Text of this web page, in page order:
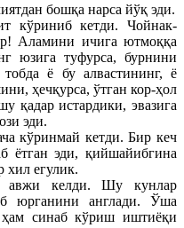
бошқа нарса йўқ эди.
кўриниб кетди. Чойнак-
Аламини ичига ютмоққа
юзига туфурса, бурнини
ё бу алвастининг, ё
ҳечқурса, ўтган кор-ҳол
қадар истардики, эвазига
эди.
кўринмай кетди. Бир кеч
ётган эди, қийшайибгина
хил егулик.
авжи келди. Шу кунлар
юрганини англади. Ўша
синаб кўриш иштиёқи